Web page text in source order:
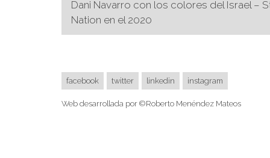
de
entradas
Dani Navarro con los colores del Israel –
Nation en el 2020
facebook twitter linkedin instagram
Web desarrollada por ©Roberto Menéndez Mateos